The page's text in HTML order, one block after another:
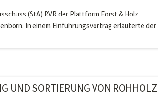
(StA) RVR der Plattform Forst & Holz
In einem Einführungsvortrag erläuterte der
UND SORTIERUNG VON ROHHOLZ